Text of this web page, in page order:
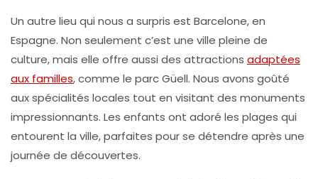
Un autre lieu qui nous a surpris est Barcelone, en
Espagne. Non seulement c’est une ville pleine de
culture, mais elle offre aussi des attractions adaptées
aux familles, comme le parc Güell. Nous avons goûté
aux spécialités locales tout en visitant des monuments
impressionnants. Les enfants ont adoré les plages qui
entourent la ville, parfaites pour se détendre après une
journée de découvertes.